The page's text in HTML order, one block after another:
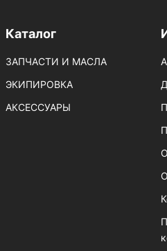
Каталог
ЗАПЧАСТИ И МАСЛА
ЭКИПИРОВКА
АКСЕССУАРЫ